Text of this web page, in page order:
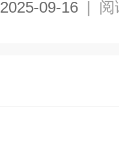
2025-09-16 | 阅